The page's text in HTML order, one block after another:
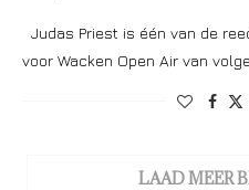
Judas Priest is één van de
voor Wacken Open Air van
LAAD MEER